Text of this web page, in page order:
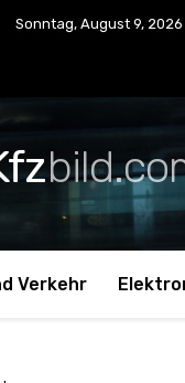
Sonntag, August 9, 2026
Verkehr